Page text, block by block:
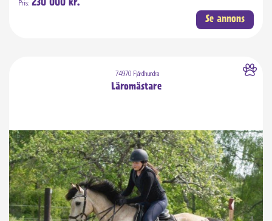
Pris: 230 000 kr.
Se annons
74970 Fjärdhundra
Läromästare